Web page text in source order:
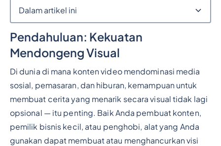
Pendahuluan: Kekuatan
Mendongeng Visual
Di dunia di mana konten video mendominasi media
sosial, pemasaran, dan hiburan, kemampuan untuk
membuat cerita yang menarik secara visual tidak lagi
opsional — itu penting. Baik Anda pembuat konten,
pemilik bisnis kecil, atau penghobi, alat yang Anda
gunakan dapat membuat atau menghancurkan visi
Dalam artikel ini
Judul 2